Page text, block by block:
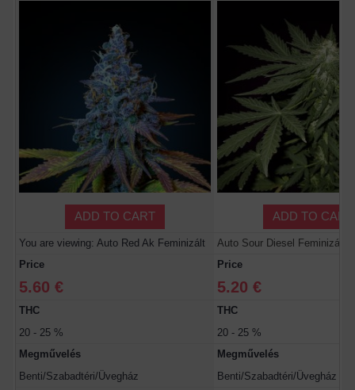
ADD TO CART ADD TO CART
You are viewing: Auto Red Ak Feminizált
Auto Sour Diesel Feminizált
Price
5.60 €
Price
5.20 €
THC
20 - 25 %
THC
20 - 25 %
Megművelés
Benti/Szabadtéri/Üvegház
Megművelés
Benti/Szabadtéri/Üvegház